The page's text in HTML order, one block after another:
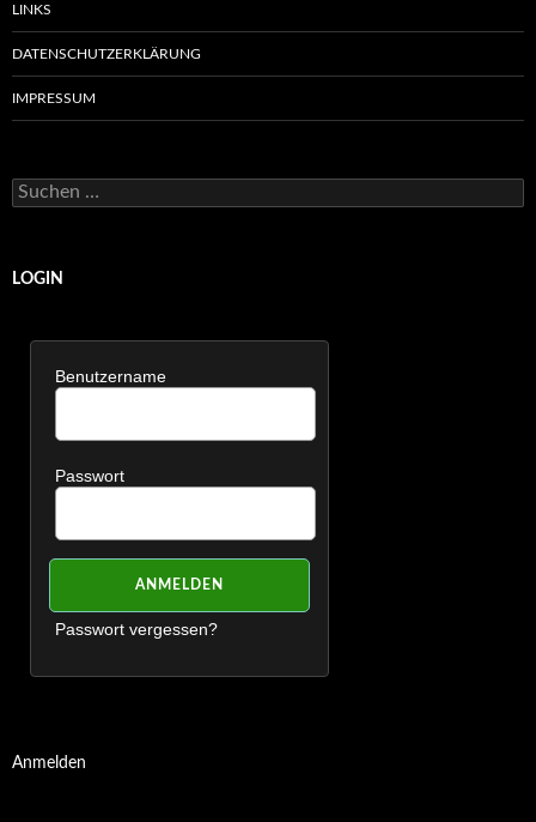
LINKS
DATENSCHUTZERKLÄRUNG
IMPRESSUM
Suchen
nach:
LOGIN
Benutzername
Passwort
Passwort vergessen?
Anmelden